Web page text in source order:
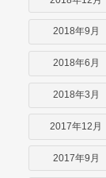
2018年9月
2018年6月
2018年3月
2017年12月
2017年9月